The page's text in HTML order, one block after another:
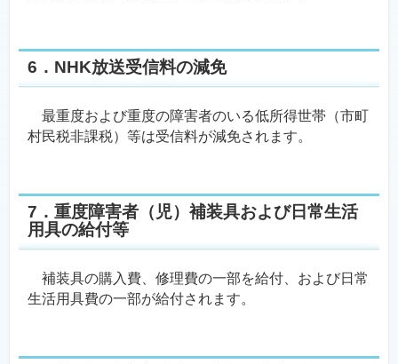
6．NHK放送受信料の減免
最重度および重度の障害者のいる低所得世帯（市町
村民税非課税）等は受信料が減免されます。
7．重度障害者（児）補装具および日常生活
用具の給付等
補装具の購入費、修理費の一部を給付、および日常
生活用具費の一部が給付されます。